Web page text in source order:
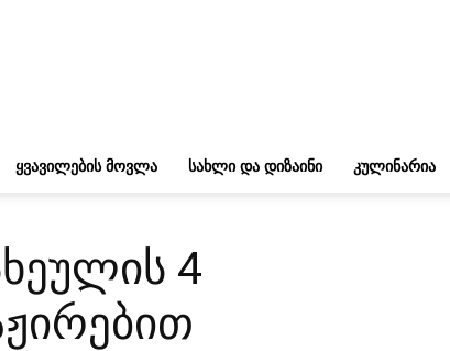
ᲧᲕᲐᲕᲘᲚᲔᲑᲘᲡ ᲛᲝᲕᲚᲐ ᲡᲐᲮᲚᲘ ᲓᲐ ᲓᲘᲖᲐᲘᲜᲘ ᲙᲣᲚᲘᲜᲐᲠᲘᲐ
4